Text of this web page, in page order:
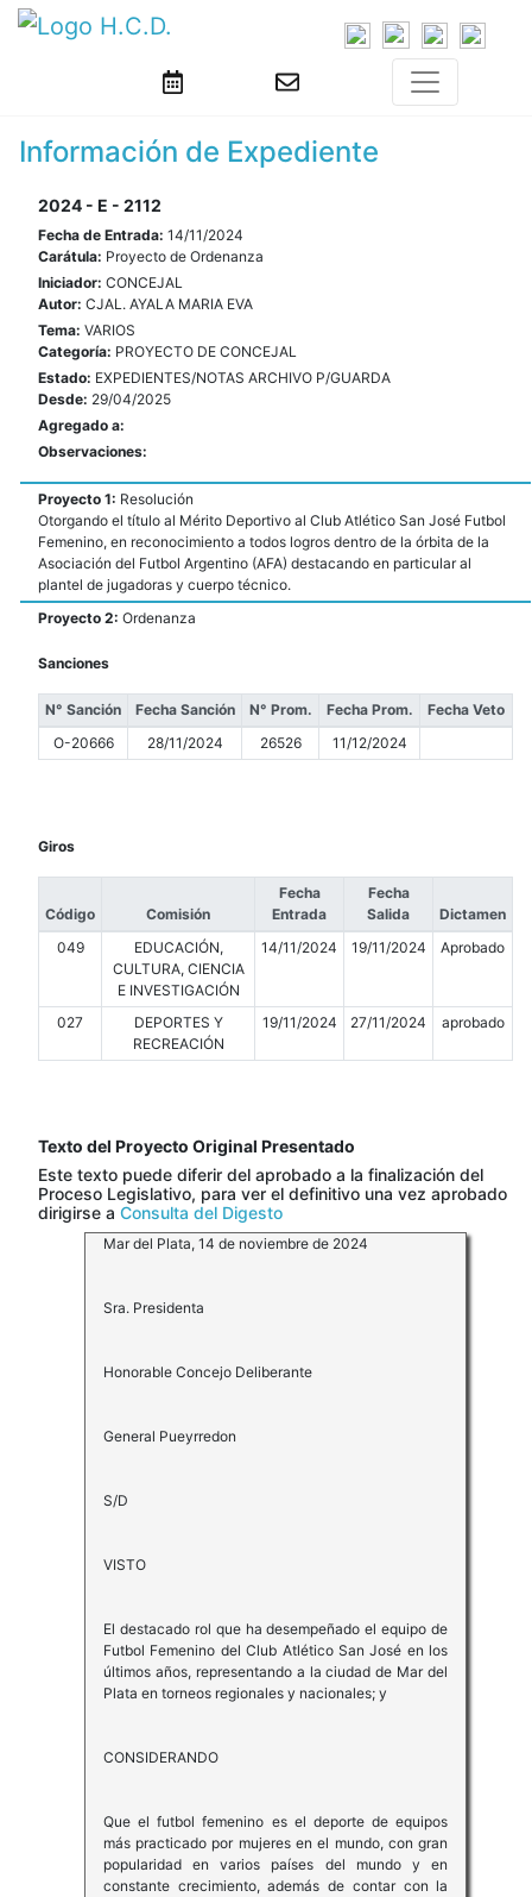
Información de Expediente
2024 - E - 2112
Fecha de Entrada: 14/11/2024
Carátula: Proyecto de Ordenanza
Iniciador: CONCEJAL
Autor: CJAL. AYALA MARIA EVA
Tema: VARIOS
Categoría: PROYECTO DE CONCEJAL
Estado: EXPEDIENTES/NOTAS ARCHIVO P/GUARDA
Desde: 29/04/2025
Agregado a:
Observaciones:
Proyecto 1: Resolución
Otorgando el título al Mérito Deportivo al Club Atlético San José Futbol
Femenino, en reconocimiento a todos logros dentro de la órbita de la
Asociación del Futbol Argentino (AFA) destacando en particular al
plantel de jugadoras y cuerpo técnico.
Proyecto 2: Ordenanza
Sanciones
N° Sanción Fecha Sanción N° Prom. Fecha Prom.
Fecha Veto
O-20666
28/11/2024 26526 11/12/2024
Giros
Código Comisión
Fecha
Entrada
Fecha
Salida
Dictamen
049
EDUCACIÓN,
CULTURA, CIENCIA
E INVESTIGACIÓN
14/11/2024 19/11/2024 Aprobado
027
DEPORTES Y
RECREACIÓN
19/11/2024 27/11/2024 aprobado
Texto del Proyecto Original Presentado
Este texto puede diferir del aprobado a la finalización del
Proceso Legislativo, para ver el definitivo una vez aprobado
dirigirse a Consulta del Digesto
Mar del Plata, 14 de noviembre de 2024
Sra. Presidenta
Honorable Concejo Deliberante
General Pueyrredon
S/D
VISTO
El destacado rol que ha desempeñado el equipo de
Futbol Femenino del Club Atlético San José en los
últimos años, representando a la ciudad de Mar del
Plata en torneos regionales y nacionales; y
CONSIDERANDO
Que el futbol femenino es el deporte de equipos
más practicado por mujeres en el mundo, con gran
popularidad en varios países del mundo y en
constante crecimiento, además de contar con la